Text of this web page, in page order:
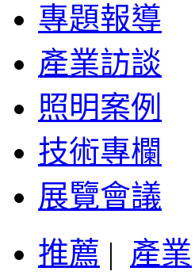
專題報導
產業訪談
照明案例
技術專欄
展覽會議
推薦 | 產業